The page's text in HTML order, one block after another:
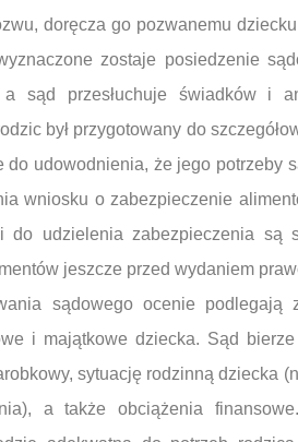
doręcza go pozwanemu
zostaje posiedzenie
sąd przesłuchuje świadków i
był przygotowany do
do udowodnienia, że jego potrzeby
wniosku o zabezpieczenie
do udzielenia zabezpieczenia są
jeszcze przed wydaniem
sądowego ocenie
i majątkowe dziecka. Sąd
sytuację rodzinną dziecka
a także obciążenia